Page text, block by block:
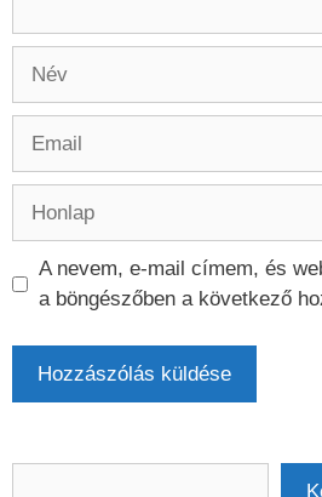
A nevem, e-mail címem, és
a böngészőben a következő